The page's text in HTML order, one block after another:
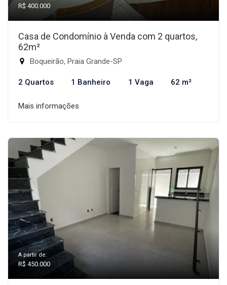
R$ 400.000
Casa de Condomínio à Venda com 2 quartos,
62m²
Boqueirão, Praia Grande-SP
2 Quartos 1 Banheiro 1 Vaga 62 m²
Mais informações
A partir de:
R$ 450.000